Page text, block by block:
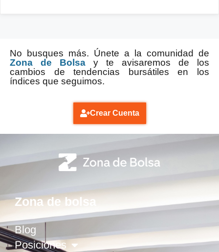
No busques más. Únete a la comunidad de
Zona de Bolsa y te avisaremos de los
cambios de tendencias bursátiles en los
índices que seguimos.
Crear Cuenta
Zona de bolsa
Blog
Posiciones